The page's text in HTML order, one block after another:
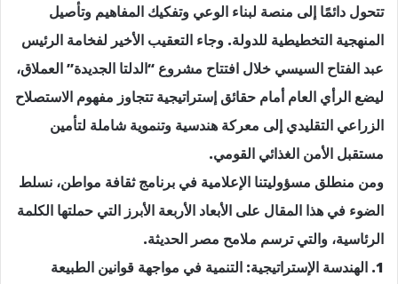
تتحول دائمًا إلى منصة لبناء الوعي وتفكيك المفاهيم وتأصيل
المنهجية التخطيطية للدولة. وجاء التعقيب الأخير لفخامة الرئيس
عبد الفتاح السيسي خلال افتتاح مشروع “الدلتا الجديدة” العملاق،
ليضع الرأي العام أمام حقائق إستراتيجية تتجاوز مفهوم الاستصلاح
الزراعي التقليدي إلى معركة هندسية وتنموية شاملة لتأمين
مستقبل الأمن الغذائي القومي.
ومن منطلق مسؤوليتنا الإعلامية في برنامج ثقافة مواطن، نسلط
الضوء في هذا المقال على الأبعاد الأربعة الأبرز التي حملتها الكلمة
الرئاسية، والتي ترسم ملامح مصر الحديثة.
1. الهندسة الإستراتيجية: التنمية في مواجهة قوانين الطبيعة